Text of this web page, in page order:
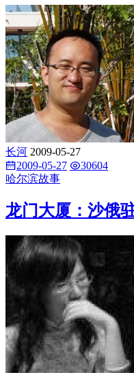
长河 2009-05-27
2009-05-27
30604
哈尔滨故事
龙门大厦：沙俄